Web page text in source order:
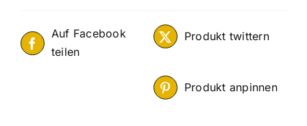
Auf Facebook
teilen
Produkt twittern
Produkt anpinnen